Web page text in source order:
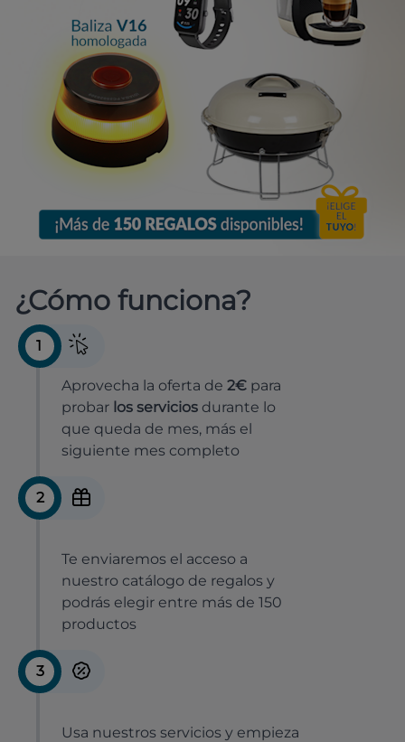
¿Cómo funciona?
1
Aprovecha la oferta de 2€ para
probar los servicios durante lo
que queda de mes, más el
siguiente mes completo
2
Te enviaremos el acceso a
nuestro catálogo de regalos y
podrás elegir entre más de 150
productos
3
Usa nuestros servicios y empieza